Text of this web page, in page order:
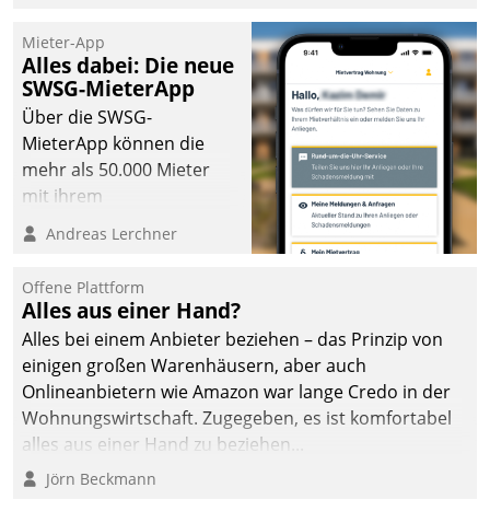
Einsparungen durch optimierte und automatisierte
Prozesse. Doch man darf nicht zu viel erwarten: Allein
mit der Einführung einer neuen Software ist es nicht
getan. Die Digitalisierung erfordert von Unternehmen
die Bereitschaft, sich zu überprüfen, zu hinterfragen
und zu verändern.
Mieter-App
Alles dabei: Die neue
SWSG-MieterApp
Über die SWSG-
MieterApp können die
mehr als 50.000 Mieter
mit ihrem
Wohnungsunternehmen
kommunizieren, auf dem
einsehen und ändern
oder
Schadensmeldungen
abgeben – rund um die
Uhr.
Andreas Lerchner
Offene Plattform
Alles aus einer Hand?
Alles bei einem Anbieter beziehen – das Prinzip von
einigen großen Warenhäusern, aber auch
Onlineanbietern wie Amazon war lange Credo in der
Wohnungswirtschaft. Zugegeben, es ist komfortabel
alles aus einer Hand zu beziehen...
Jörn Beckmann